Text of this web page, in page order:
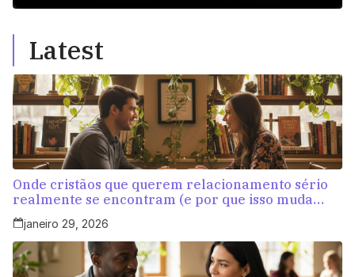
Latest
Onde cristãos que querem relacionamento sério
realmente se encontram (e por que isso muda
tudo)
janeiro 29, 2026